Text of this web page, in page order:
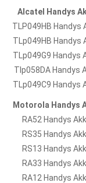
Alcatel Handys
TLP049HB Handys
TLp049HB Handys
TLp049G9 Handys
Tlp058DA Handys
TLp049C9 Handys
Motorola Handys
RA52 Handys
RS35 Handys
RS13 Handys
RA33 Handys
RA12 Handys